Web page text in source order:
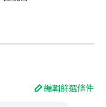
編輯篩選條件